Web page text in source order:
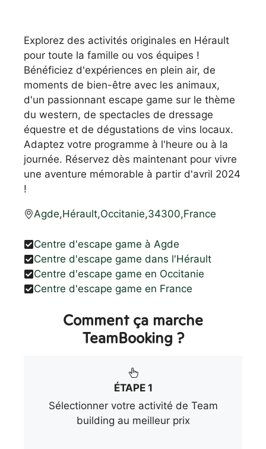
Explorez des activités originales en Hérault
pour toute la famille ou vos équipes !
Bénéficiez d'expériences en plein air, de
moments de bien-être avec les animaux,
d'un passionnant escape game sur le thème
du western, de spectacles de dressage
équestre et de dégustations de vins locaux.
Adaptez votre programme à l'heure ou à la
journée. Réservez dès maintenant pour vivre
une aventure mémorable à partir d'avril 2024
!
Agde,Hérault,Occitanie,34300,France
Centre d'escape game à Agde
Centre d'escape game dans l'Hérault
Centre d'escape game en Occitanie
Centre d'escape game en France
Comment ça marche
TeamBooking ?
ÉTAPE 1
Sélectionner votre activité de Team
building au meilleur prix